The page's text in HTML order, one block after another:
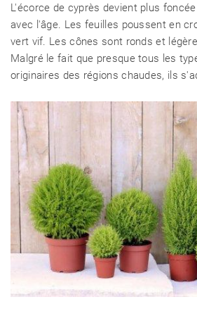
L'écorce de cyprès devient plus
avec l'âge. Les feuilles poussent en
vert vif. Les cônes sont ronds et
Malgré le fait que presque tous les
originaires des régions chaudes, ils